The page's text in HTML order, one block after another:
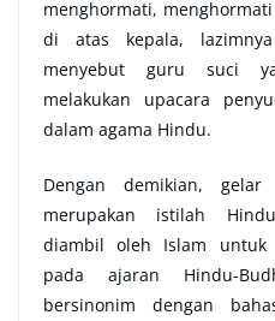
menghormati,
di atas kepala,
menyebut guru suci
melakukan upacara
dalam agama Hindu.
Dengan demikian,
merupakan istilah
diambil oleh Islam untuk
pada ajaran Hindu-
bersinonim dengan